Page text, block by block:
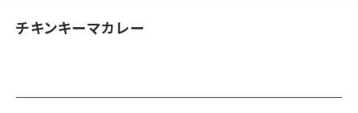
チキンキーマカレー